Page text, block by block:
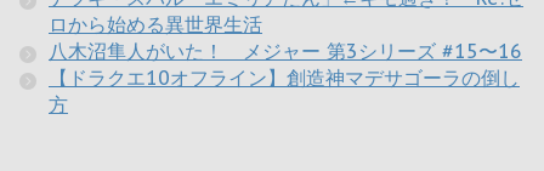
ロから始める異世界生活
八木沼隼人がいた！ メジャー 第3シリーズ #15〜16
【ドラクエ10オフライン】創造神マデサゴーラの倒し
方